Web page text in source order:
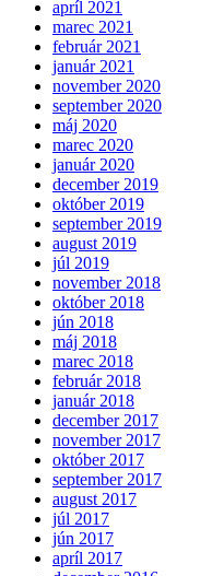
apríl 2021
marec 2021
február 2021
január 2021
november 2020
september 2020
máj 2020
marec 2020
január 2020
december 2019
október 2019
september 2019
august 2019
júl 2019
november 2018
október 2018
jún 2018
máj 2018
marec 2018
február 2018
január 2018
december 2017
november 2017
október 2017
september 2017
august 2017
júl 2017
jún 2017
apríl 2017